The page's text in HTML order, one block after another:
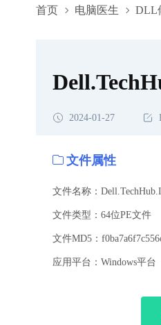
首页 电脑医生 DLL
2024-01-27
文件属性
文件类型：64位PE文件
应用平台：Windows平台